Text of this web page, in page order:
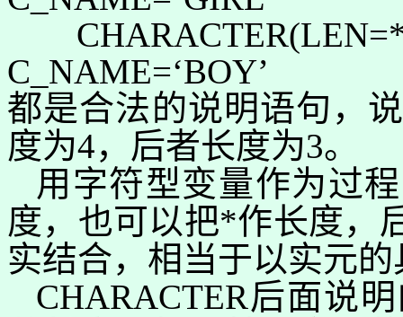
C_NAME=‘BOY’
都是合法的说明语句，
度为4，后者长度为3。
用字符型变量作为过程
度，也可以把*作长度，
实结合，相当于以实元
CHARACTER后面说